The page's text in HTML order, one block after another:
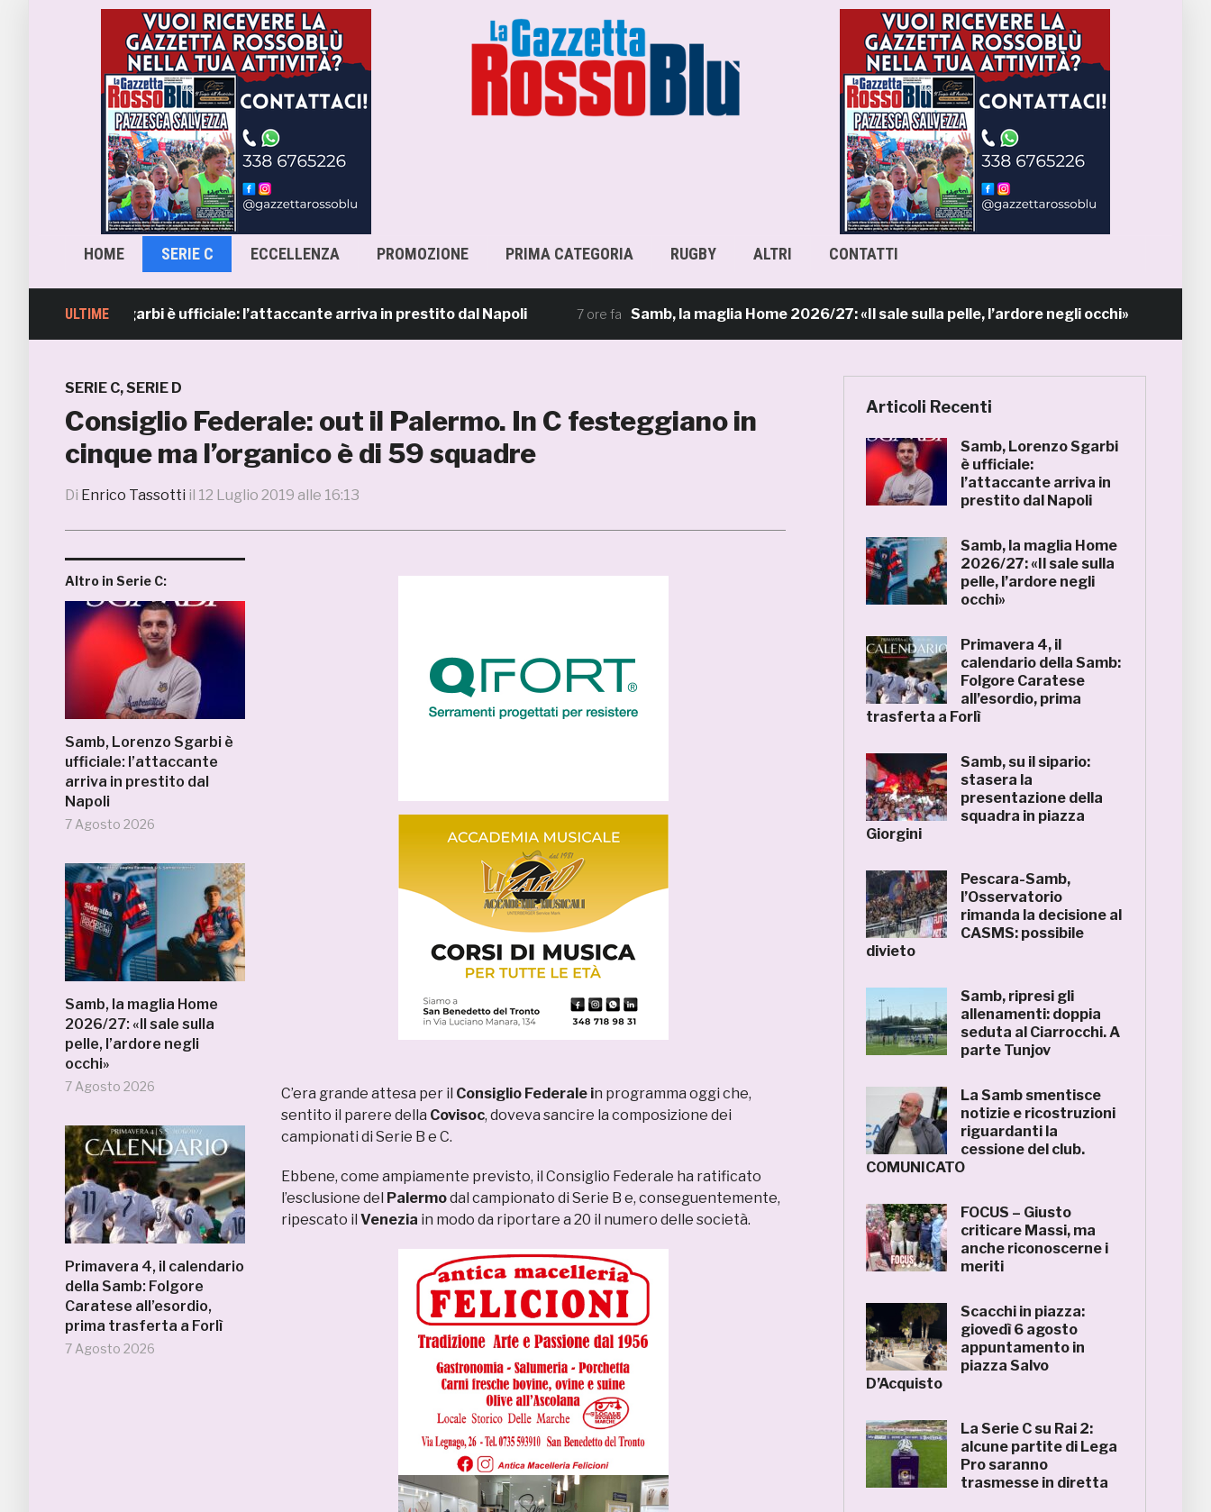
HOME SERIE C ECCELLENZA PROMOZIONE PRIMA CATEGORIA RUGBY ALTRI CONTATTI
ULTIME
Lorenzo Sgarbi è ufficiale: l’attaccante arriva in prestito dal Napoli 7 ore fa Samb, la maglia Home 2026/27: «Il sale sulla pelle, l’ardore negli occhi»
SERIE C,SERIE D
Consiglio Federale: out il Palermo. In C festeggiano in
cinque ma l’organico è di 59 squadre
Di Enrico Tassotti il 12 Luglio 2019 alle 16:13
Altro in Serie C:
Samb, Lorenzo Sgarbi è
ufficiale: l’attaccante
arriva in prestito dal
Napoli
7 Agosto 2026
Samb, la maglia Home
2026/27: «Il sale sulla
pelle, l’ardore negli
occhi»
7 Agosto 2026
Primavera 4, il calendario
della Samb: Folgore
Caratese all’esordio,
prima trasferta a Forlì
7 Agosto 2026
C’era grande attesa per il Consiglio Federale in programma oggi che,
sentito il parere della Covisoc, doveva sancire la composizione dei
campionati di Serie B e C.
Ebbene, come ampiamente previsto, il Consiglio Federale ha ratificato
l’esclusione del Palermodal campionato di Serie B e, conseguentemente,
ripescato il Venezia in modo da riportare a 20 il numero delle società.
Articoli Recenti
Samb, Lorenzo Sgarbi
è ufficiale:
l’attaccante arriva in
prestito dal Napoli
Samb, la maglia Home
2026/27: «Il sale sulla
pelle, l’ardore negli
occhi»
Primavera 4, il
calendario della Samb:
Folgore Caratese
all’esordio, prima
trasferta a Forlì
Samb, su il sipario:
stasera la
presentazione della
squadra in piazza
Giorgini
Pescara-Samb,
l’Osservatorio
rimanda la decisione al
CASMS: possibile
divieto
Samb, ripresi gli
allenamenti: doppia
seduta al Ciarrocchi. A
parte Tunjov
La Samb smentisce
notizie e ricostruzioni
riguardanti la
cessione del club.
COMUNICATO
FOCUS – Giusto
criticare Massi, ma
anche riconoscerne i
meriti
Scacchi in piazza:
giovedì 6 agosto
appuntamento in
piazza Salvo
D’Acquisto
La Serie C su Rai 2:
alcune partite di Lega
Pro saranno
trasmesse in diretta